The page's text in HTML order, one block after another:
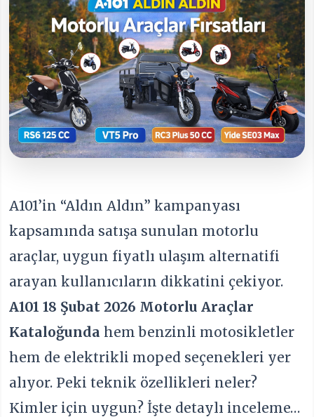
A101’in “Aldın Aldın” kampanyası
kapsamında satışa sunulan motorlu
araçlar, uygun fiyatlı ulaşım alternatifi
arayan kullanıcıların dikkatini çekiyor.
A10118 Şubat 2026 Motorlu Araçlar
Kataloğunda hem benzinli motosikletler
hem de elektrikli moped seçenekleri yer
alıyor. Peki teknik özellikleri neler?
Kimler için uygun? İşte detaylı inceleme…